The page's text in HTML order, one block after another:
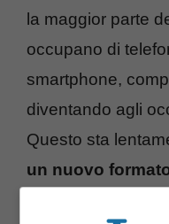
la maggior parte
occupano di
smartphone,
diventando agli
Questo sta
un nuovo